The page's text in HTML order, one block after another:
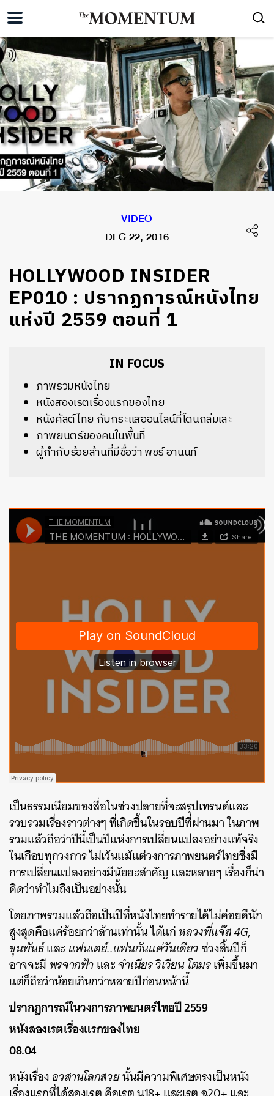
VIDEO
DEC 22, 2016
HOLLYWOOD INSIDER
EP010 : ปรากฏการณ์หนังไทย
แห่งปี 2559 ตอนที่ 1
IN FOCUS
ภาพรวมหนังไทย
หนังสองเรตเรื่องแรกของไทย
หนังคัลต์ไทย กับกระแสออนไลน์ที่โดนถล่มเละ
ภาพยนตร์ของคนในพื้นที่
ผู้กำกับร้อยล้านที่มีชื่อว่า พชร์ อานนท์
เป็นธรรมเนียมของสื่อในช่วงปลายที่จะสรุปเทรนด์และ
รวบรวมเรื่องราวต่างๆ ที่เกิดขึ้นในรอบปีที่ผ่านมา ในภาพ
รวมแล้วถือว่าปีนี้เป็นปีแห่งการเปลี่ยนแปลงอย่างแท้จริง
ในเกือบทุกวงการ ไม่เว้นแม้แต่วงการภาพยนตร์ไทยซึ่งมี
การเปลี่ยนแปลงอย่างมีนัยยะสำคัญ และหลายๆ เรื่องก็น่า
คิดว่าทำไมถึงเป็นอย่างนั้น
โดยภาพรวมแล้วถือเป็นปีที่หนังไทยทำรายได้ไม่ค่อยดีนัก
สูงสุดคือแค่ร้อยกว่าล้านเท่านั้น ได้แก่หลวงพี่แจ๊ส 4G,
ขุนพันธ์และ แฟนเดย์..แฟนกันแค่วันเดียวช่วงสิ้นปีก็
อาจจะมี พรจากฟ้าและจำเนียร วิเวียน โตมรเพิ่มขึ้นมา
แต่ก็ถือว่าน้อยเกินกว่าหลายปีก่อนหน้านี้
ปรากฏการณ์ในวงการภาพยนตร์ไทยปี 2559
หนังสองเรตเรื่องแรกของไทย
08.04
หนังเรื่องอวสานโลกสวยนั้นมีความพิเศษตรงเป็นหนัง